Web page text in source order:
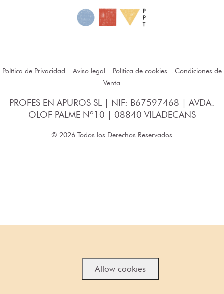
Política de Privacidad | Aviso legal| Política de cookies | Condiciones de
Venta
PROFES EN APUROS SL | NIF: B67597468 | AVDA.
OLOF PALME Nº10 | 08840 VILADECANS
© 2026 Todos los Derechos Reservados
Allow cookies